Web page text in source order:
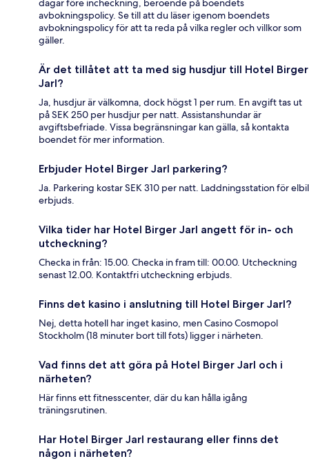
dagar före incheckning, beroende på boendets
avbokningspolicy. Se till att du läser igenom boendets
avbokningspolicy för att ta reda på vilka regler och villkor som
gäller.
Är det tillåtet att ta med sig husdjur till Hotel Birger
Jarl?
Ja, husdjur är välkomna, dock högst 1 per rum. En avgift tas ut
på SEK 250 per husdjur per natt. Assistanshundar är
avgiftsbefriade. Vissa begränsningar kan gälla, så kontakta
boendet för mer information.
Erbjuder Hotel Birger Jarl parkering?
Ja. Parkering kostar SEK 310 per natt. Laddningsstation för elbil
erbjuds.
Vilka tider har Hotel Birger Jarl angett för in- och
utcheckning?
Checka in från: 15.00. Checka in fram till: 00.00. Utcheckning
senast 12.00. Kontaktfri utcheckning erbjuds.
Finns det kasino i anslutning till Hotel Birger Jarl?
Nej, detta hotell har inget kasino, men Casino Cosmopol
Stockholm (18 minuter bort till fots) ligger i närheten.
Vad finns det att göra på Hotel Birger Jarl och i
närheten?
Här finns ett fitnesscenter, där du kan hålla igång
träningsrutinen.
Har Hotel Birger Jarl restaurang eller finns det
någon i närheten?